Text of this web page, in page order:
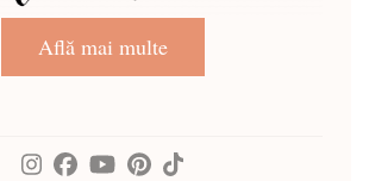
Află mai multe